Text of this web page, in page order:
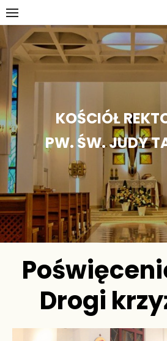
Skip
to
content
KOŚCIÓŁ
PW. ŚW. JUDY
Drogi